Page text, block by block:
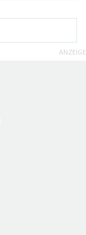
ANZEIGE